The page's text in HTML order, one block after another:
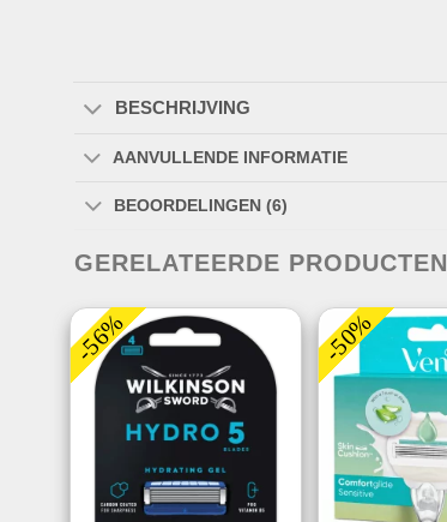
BESCHRIJVING
AANVULLENDE INFORMATIE
BEOORDELINGEN (6)
GERELATEERDE PRODUCTEN
-56% -50%